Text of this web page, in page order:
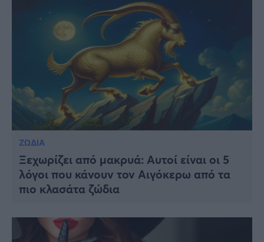
ΖΩΔΙΑ
Ξεχωρίζει από μακρυά: Αυτοί είναι οι 5
λόγοι που κάνουν τον Αιγόκερω από τα
πιο κλασάτα ζώδια